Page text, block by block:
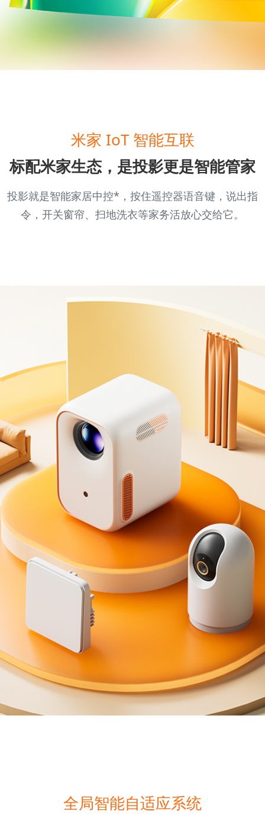
米家 IoT 智能互联
标配米家生态，是投影更是智能管家
投影就是智能家居中控*，按住遥控器语音键，说出指
令，开关窗帘、扫地洗衣等家务活放心交给它。
全局智能自适应系统